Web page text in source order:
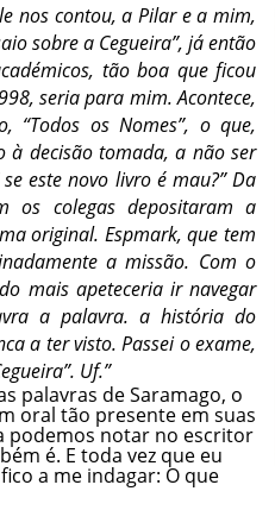
nos contou, a Pilar e a mim,
sobre a Cegueira”, já então
tão boa que ficou
seria para mim. Acontece,
os Nomes”, o que,
à decisão tomada, a não ser
este novo livro é mau?” Da
os colegas depositaram a
original. Espmark, que tem
a missão. Com o
mais apeteceria ir navegar
a palavra. a história do
a ter visto. Passei o exame,
Uf.”
palavras de Saramago, o
oral tão presente em suas
podemos notar no escritor
é. E toda vez que eu
a me indagar: O que